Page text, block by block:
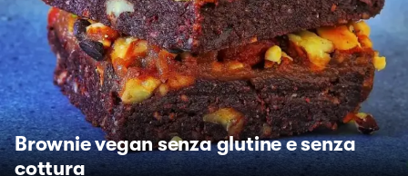
Brownie vegan senza glutine e senza
cottura